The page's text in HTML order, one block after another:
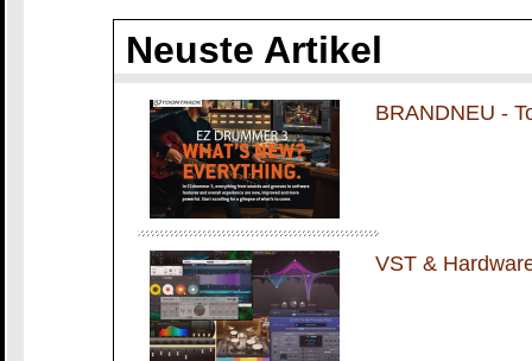
Neuste Artikel
BRANDNEU -
VST &